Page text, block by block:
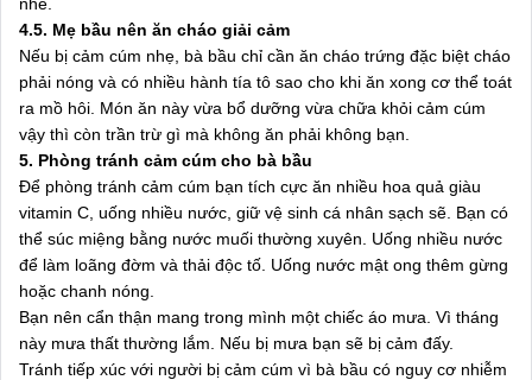
4.5. Mẹ bầu nên ăn cháo giải cảm
Nếu bị cảm cúm nhẹ, bà bầu chỉ cần ăn cháo trứng đặc biệt cháo
phải nóng và có nhiều hành tía tô sao cho khi ăn xong cơ thể toát
ra mồ hôi. Món ăn này vừa bổ dưỡng vừa chữa khỏi cảm cúm
vậy thì còn trần trừ gì mà không ăn phải không bạn.
5. Phòng tránh cảm cúm cho bà bầu
Để phòng tránh cảm cúm bạn tích cực ăn nhiều hoa quả giàu
vitamin C, uống nhiều nước, giữ vệ sinh cá nhân sạch sẽ. Bạn có
thể súc miệng bằng nước muối thường xuyên. Uống nhiều nước
để làm loãng đờm và thải độc tố. Uống nước mật ong thêm gừng
hoặc chanh nóng.
Bạn nên cẩn thận mang trong mình một chiếc áo mưa. Vì tháng
này mưa thất thường lắm. Nếu bị mưa bạn sẽ bị cảm đấy.
Tránh tiếp xúc với người bị cảm cúm vì bà bầu có nguy cơ nhiễm